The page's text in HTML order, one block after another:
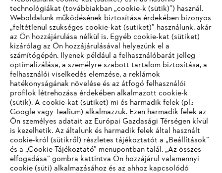
#STIHL
Vállalat
STIHL GYIK
technológiákat (továbbiakban „cookie-k (sütik)”) használ.
Weboldalunk működésének biztosítása érdekében bizonyos
„feltétlenül szükséges cookie-kat (sütiket)” használunk, akár
az Ön hozzájárulása nélkül is. Egyéb cookie-kat (sütiket)
kizárólag az Ön hozzájárulásával helyezünk el a
számítógépén. Ilyenek például a felhasználóbarát jelleg
optimalizálása, a személyre szabott tartalom biztosítása, a
felhasználói viselkedés elemzése, a reklámok
hatékonyságának növelése és az átfogó felhasználói
profilok létrehozása érdekében alkalmazott cookie-k
(sütik). A cookie-kat (sütiket) mi és harmadik felek (pl.:
Google vagy Tealium) alkalmazzuk. Ezen harmadik felek az
Ön személyes adatait az Európai Gazdasági Térségen kívül
is kezelhetik. Az általunk és harmadik felek által használt
cookie-król (sütikről) részletes tájékoztatót a „Beállítások”
és a „Cookie Tájékoztató” menüpontban talál. „Az összes
elfogadása” gombra kattintva Ön hozzájárul valamennyi
cookie (süti) alkalmazásához és az ahhoz kapcsolódó